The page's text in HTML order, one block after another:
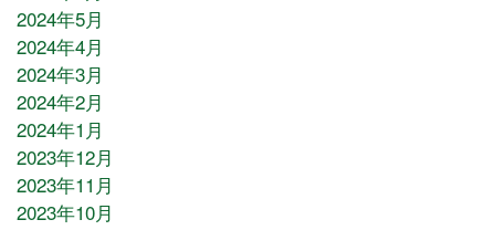
2024年5月
2024年4月
2024年3月
2024年2月
2024年1月
2023年12月
2023年11月
2023年10月